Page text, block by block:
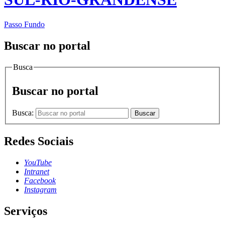
Passo Fundo
Buscar no portal
Busca
Buscar no portal
Busca: Buscar
Redes Sociais
YouTube
Intranet
Facebook
Instagram
Serviços